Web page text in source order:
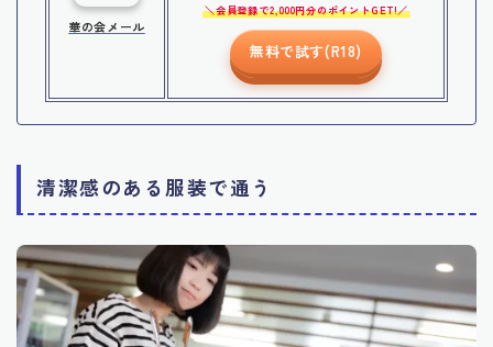
華の会メール
会員登録で2,000円分のポイントGET!
無料で試す(R18)
清潔感のある服装で通う